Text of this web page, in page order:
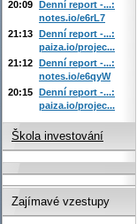
20:09 Denní report -...:
notes.io/e6rL7
21:13 Denní report -...:
paiza.io/projec...
21:12 Denní report -...:
notes.io/e6qyW
20:15 Denní report -...:
paiza.io/projec...
Škola investování
Zajímavé vzestupy